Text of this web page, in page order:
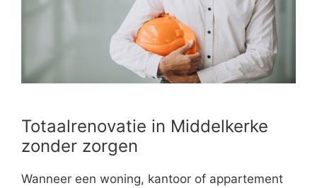
Totaalrenovatie in Middelkerke
zonder zorgen
Wanneer een woning, kantoor of appartement